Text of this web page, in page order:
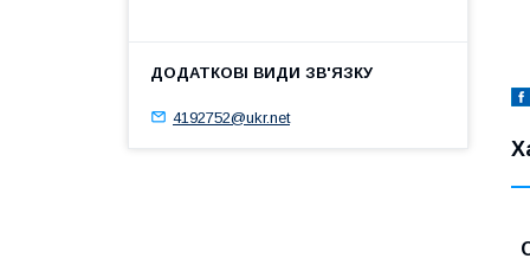
4192752@ukr.net